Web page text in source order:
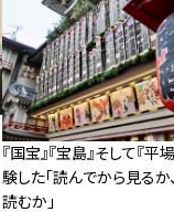
『国宝』『宝島』そして『平
験した「読んでから見るか
読むか」